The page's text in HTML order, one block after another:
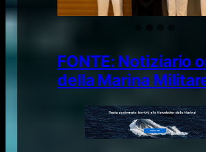
FONTE: Notiziario
della Marina